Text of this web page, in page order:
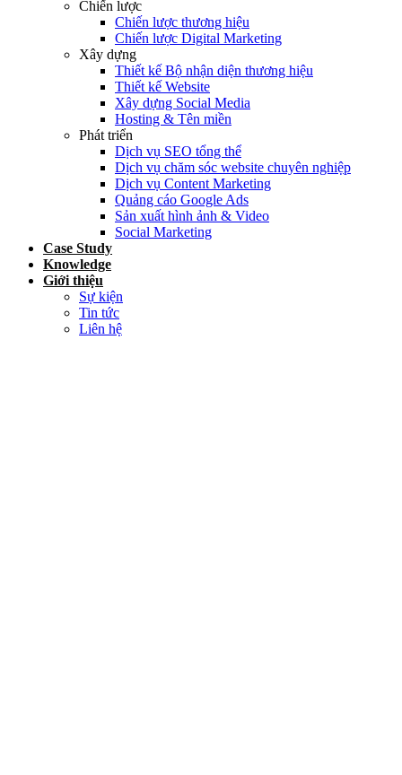
Chiến lược
Chiến lược thương hiệu
Chiến lược Digital Marketing
Xây dựng
Thiết kế Bộ nhận diện thương hiệu
Thiết kế Website
Xây dựng Social Media
Hosting & Tên miền
Phát triển
Dịch vụ SEO tổng thể
Dịch vụ chăm sóc website chuyên nghiệp
Dịch vụ Content Marketing
Quảng cáo Google Ads
Sản xuất hình ảnh & Video
Social Marketing
Case Study
Knowledge
Giới thiệu
Sự kiện
Tin tức
Liên hệ